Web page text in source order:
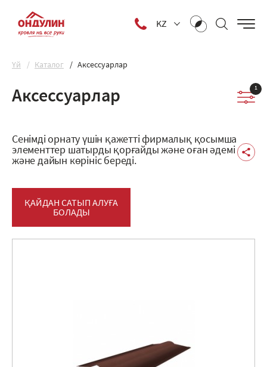
KZ
Yй Каталог Аксессуарлар
Аксессуарлар 1
Сенімді орнату үшін қажетті фирмалық қосымша
элементтер шатырды қорғайды және оған әдемі
және дайын көрініс береді.
ҚАЙДАН САТЫП АЛУҒА
БОЛАДЫ